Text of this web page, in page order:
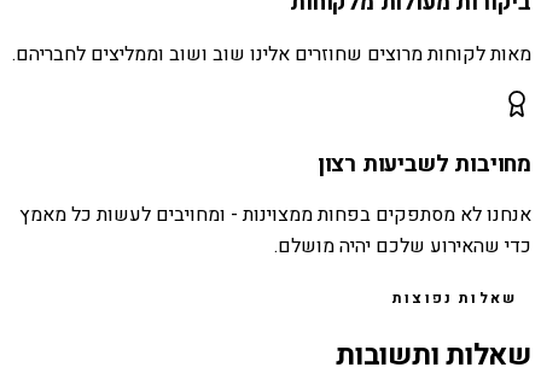
מאות לקוחות מרוצים שחוזרים אלינו שוב ושוב וממליצים לחבריהם.
מחויבות לשביעות רצון
אנחנו לא מסתפקים בפחות ממצוינות - ומחויבים לעשות כל מאמץ
כדי שהאירוע שלכם יהיה מושלם.
שאלות נפוצות
שאלות ותשובות